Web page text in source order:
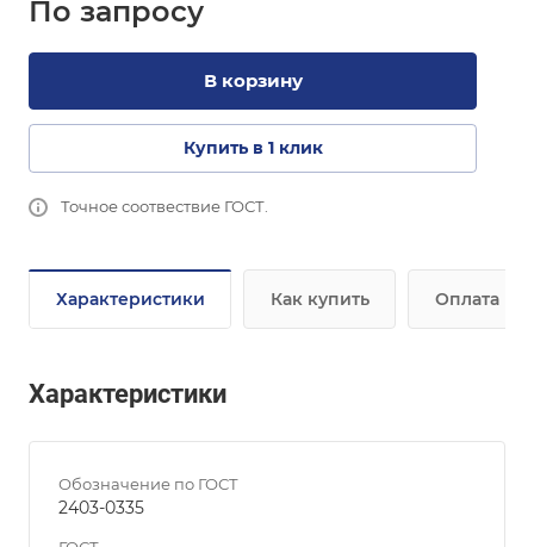
По запросу
В корзину
Купить в 1 клик
Точное соотвествие ГОСТ.
Характеристики Как купить Оплата
Характеристики
Обозначение по ГОСТ
2403-0335